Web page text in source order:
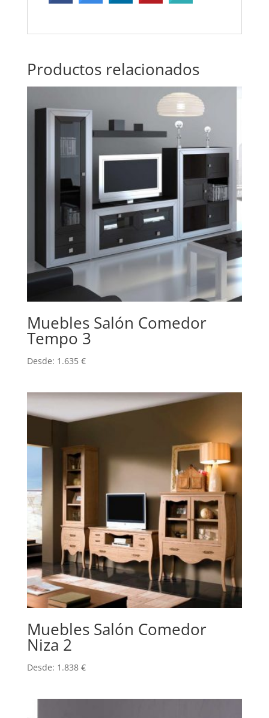
Productos relacionados
Muebles Salón Comedor
Tempo 3
Desde: 1.635 €
Muebles Salón Comedor
Niza 2
Desde: 1.838 €